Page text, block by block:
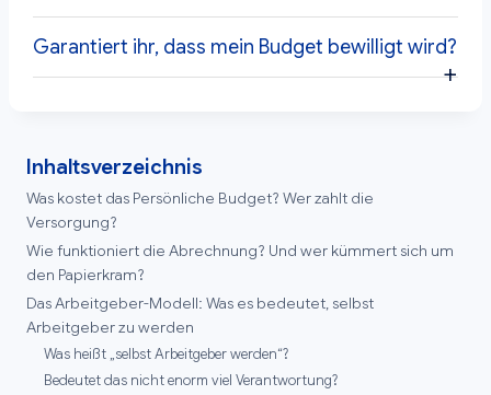
Garantiert ihr, dass mein Budget bewilligt wird?
Inhaltsverzeichnis
Was kostet das Persönliche Budget? Wer zahlt die
Versorgung?
Wie funktioniert die Abrechnung? Und wer kümmert sich um
den Papierkram?
Das Arbeitgeber-Modell: Was es bedeutet, selbst
Arbeitgeber zu werden
Was heißt „selbst Arbeitgeber werden“?
Bedeutet das nicht enorm viel Verantwortung?